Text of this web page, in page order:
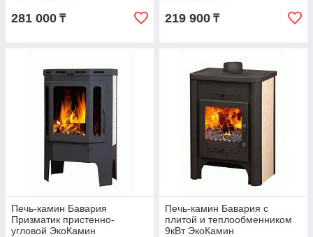
281 000 ₸ 219 900 ₸
Печь-камин Бавария
Призматик пристенно-
угловой ЭкоКамин
Печь-камин Бавария с
плитой и теплообменником
9кВт ЭкоКамин